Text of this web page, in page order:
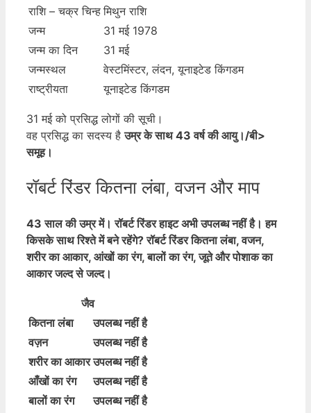
राशि – चक्र चिन्ह मिथुन राशि
जन्म
31 मई 1978
जन्म का दिन
31 मई
जन्मस्थल
वेस्टमिंस्टर, लंदन, यूनाइटेड किंगडम
राष्ट्रीयता
यूनाइटेड किंगडम
31 मई को प्रसिद्ध लोगों की सूची।
वह प्रसिद्ध का सदस्य हैउम्र के साथ43 वर्ष की आयु।/बी>
समूह।
रॉबर्ट रिंडर कितना लंबा, वजन और माप
43 साल की उम्र में। रॉबर्ट रिंडर हाइट अभी उपलब्ध नहीं है। हम
किसके साथ रिश्ते में बने रहेंगे? रॉबर्ट रिंडर कितना लंबा, वजन,
शरीर का आकार, आंखों का रंग, बालों का रंग, जूते और पोशाक का
आकार जल्द से जल्द।
जैव
कितना लंबा
उपलब्ध नहीं है
वज़न
उपलब्ध नहीं है
शरीर का आकार उपलब्ध नहीं है
आँखों का रंग
उपलब्ध नहीं है
बालों का रंग
उपलब्ध नहीं है